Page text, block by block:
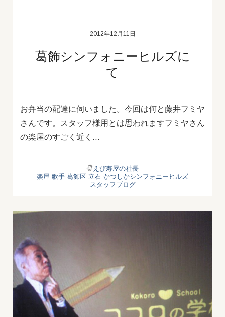
2012年12月11日
葛飾シンフォニーヒルズに
て
お弁当の配達に伺いました。今回は何と藤井フミヤ
さんです。スタッフ様用とは思われますフミヤさん
の楽屋のすごく近く…
えび寿屋の社長
楽屋 歌手 葛飾区 立石 かつしかシンフォニーヒルズ
スタッフブログ